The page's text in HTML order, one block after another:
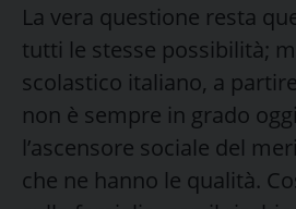
La vera questione resta
tutti le stesse possibilità;
scolastico italiano, a
non è sempre in grado
l’ascensore sociale del
che ne hanno le qualità.